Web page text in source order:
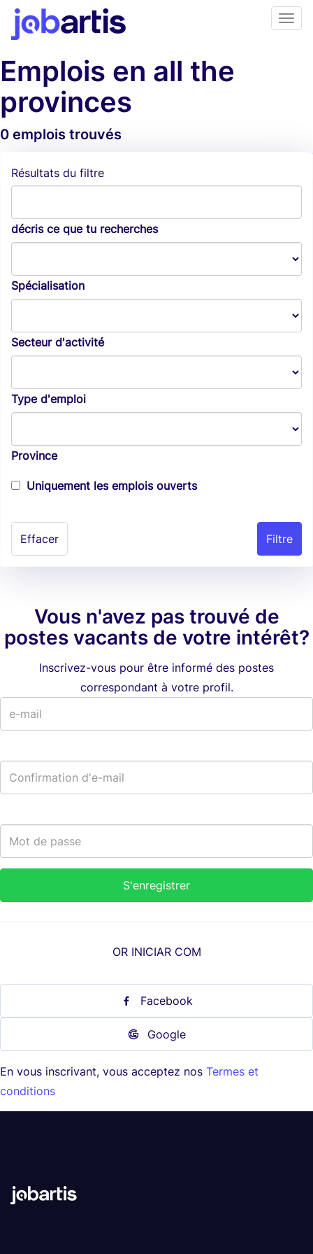
Emplois en all the
provinces
0 emplois trouvés
Résultats du filtre
décris ce que tu recherches
Spécialisation
Secteur d'activité
Type d'emploi
Province
Uniquement les emplois ouverts
Effacer
Vous n'avez pas trouvé de
postes vacants de votre intérêt?
Inscrivez-vous pour être informé des postes
correspondant à votre profil.
OR INICIAR COM
Facebook
Google
En vous inscrivant, vous acceptez nos Termes et
conditions